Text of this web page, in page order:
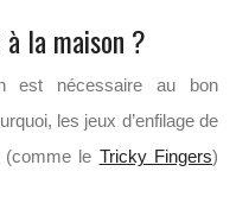
la maison ?
est nécessaire au bon
les jeux d’enfilage de
(comme le Tricky Fingers)